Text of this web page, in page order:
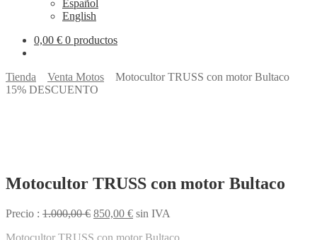
Español
English
0,00 € 0 productos
Tienda Venta Motos Motocultor TRUSS con motor Bultaco
15% DESCUENTO
Motocultor TRUSS con motor Bultaco
Precio : 1.000,00€ El
850,00 €Elsin IVA
Motocultor TRUSS con motor Bultaco